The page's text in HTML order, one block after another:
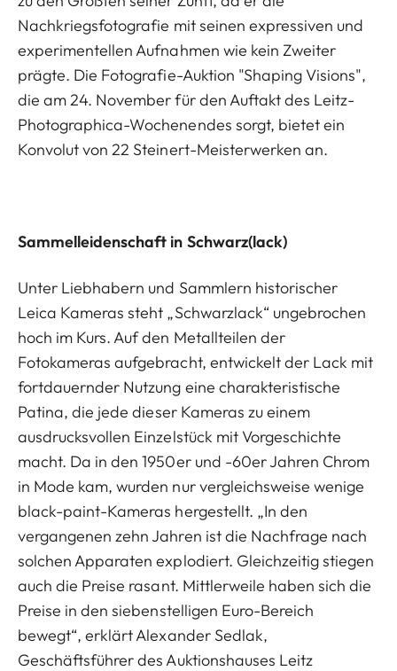
Nachkriegsfotografie mit seinen expressiven und
experimentellen Aufnahmen wie kein Zweiter
prägte. Die Fotografie-Auktion "Shaping Visions",
die am 24. November für den Auftakt des Leitz-
Photographica-Wochenendes sorgt, bietet ein
Konvolut von 22 Steinert-Meisterwerken an.
Sammelleidenschaft in Schwarz(lack)
Unter Liebhabern und Sammlern historischer
Leica Kameras steht „Schwarzlack“ ungebrochen
hoch im Kurs. Auf den Metallteilen der
Fotokameras aufgebracht, entwickelt der Lack mit
fortdauernder Nutzung eine charakteristische
Patina, die jede dieser Kameras zu einem
ausdrucksvollen Einzelstück mit Vorgeschichte
macht. Da in den 1950er und -60er Jahren Chrom
in Mode kam, wurden nur vergleichsweise wenige
black-paint-Kameras hergestellt. „In den
vergangenen zehn Jahren ist die Nachfrage nach
solchen Apparaten explodiert. Gleichzeitig stiegen
auch die Preise rasant. Mittlerweile haben sich die
Preise in den siebenstelligen Euro-Bereich
bewegt“, erklärt Alexander Sedlak,
Geschäftsführer des Auktionshauses Leitz